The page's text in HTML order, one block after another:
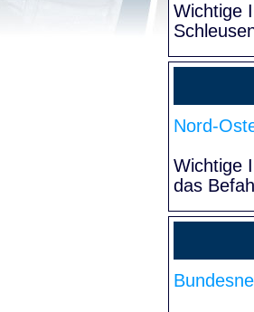
Wichtige
Nord-
Wichtige
das